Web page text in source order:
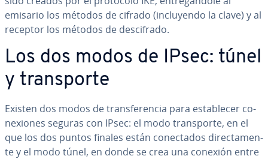
emisario los métodos de cifrado (in­clu­ye­n­do la clave) y al
receptor los métodos de de­s­ci­fra­do.
Los dos modos de IPsec: túnel
y tra­n­s­po­r­te
Existen dos modos de tra­n­s­fe­re­n­cia para es­ta­ble­cer co­
ne­xio­nes seguras con IPsec: el modo tra­n­s­po­r­te, en el
que los dos puntos finales están co­ne­c­ta­dos di­re­c­ta­me­n­
te y el modo túnel, en donde se crea una conexión entre